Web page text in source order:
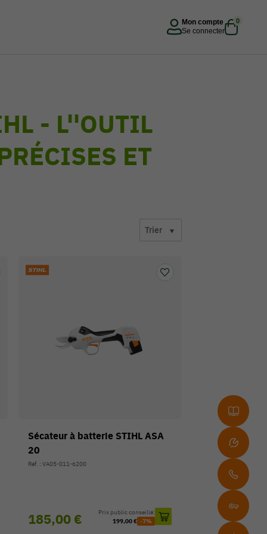
Mon compte
Se connecter
0
- L''OUTIL
ET
Trier
Sécateur à batterie STIHL ASA
20
Réf. : VA05-011-6200
185,00 €
Prix public conseillé:
199,00 € -7%